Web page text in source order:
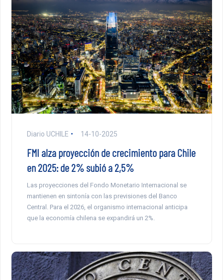
Diario UCHILE 14-10-2025
FMI alza proyección de crecimiento para Chile
en 2025: de 2% subió a 2,5%
Las proyecciones del Fondo Monetario Internacional se
mantienen en sintonía con las previsiones del Banco
Central. Para el 2026, el organismo internacional anticipa
que la economía chilena se expandirá un 2%.